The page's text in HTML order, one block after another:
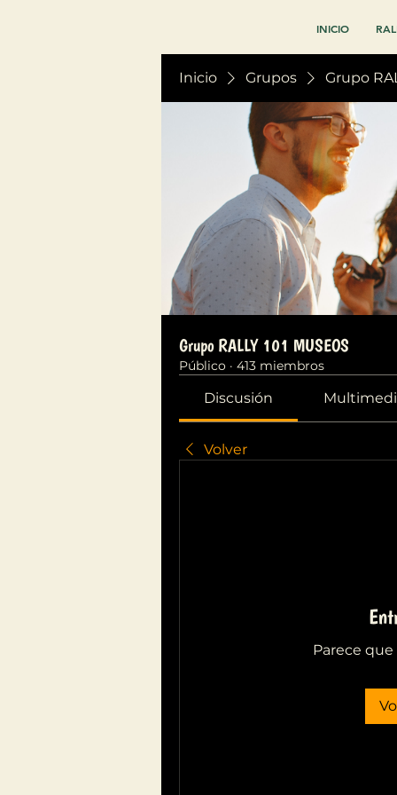
INICIO
Inicio Grupos Grupo
Grupo RALLY 101 MUSEOS
Público · 413 miembros
Discusión
Volver
Parece